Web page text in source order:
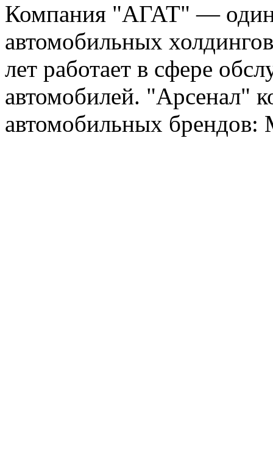
Компания "АГАТ" —
автомобильных
лет работает в сфере
автомобилей. "Арсенал"
автомобильных